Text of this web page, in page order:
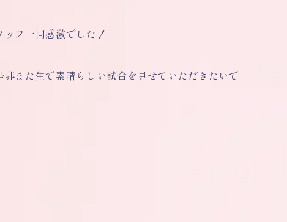
フ一同感激でした！
また生で素晴らしい試合を見せていただきたいで